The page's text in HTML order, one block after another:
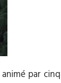
par cinq